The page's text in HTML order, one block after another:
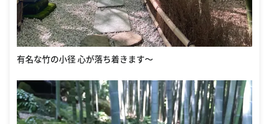
有名な竹の小径 心が落ち着きます〜